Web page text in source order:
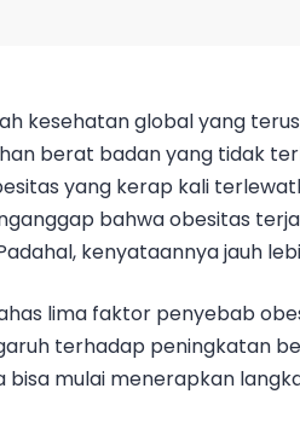
kesehatan global yang
berat badan yang tidak
yang kerap kali
bahwa obesitas
kenyataannya jauh
lima faktor penyebab
terhadap peningkatan
mulai menerapkan